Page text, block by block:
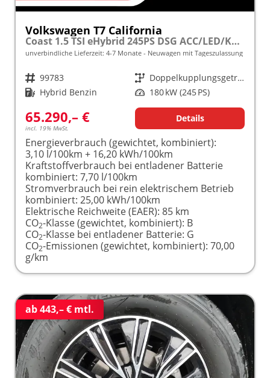
Volkswagen T7 California
Coast 1.5 TSI eHybrid 245PS DSG ACC/LED/KAMERA frei konfigurierbar!
unverbindliche Lieferzeit: 4-7 Monate Neuwagen mit Tageszulassung
Fahrzeugnr. 99783 Getriebe
Doppelkupplungsgetriebe (DSG)
Kraftstoff Hybrid Benzin Leistung 180 kW (245 PS)
65.290,– €
incl. 19% MwSt.
Details
Energieverbrauch (gewichtet, kombiniert):
3,10 l/100km + 16,20 kWh/100km
Kraftstoffverbrauch bei entladener Batterie
kombiniert: 7,70 l/100km
Stromverbrauch bei rein elektrischem Betrieb
kombiniert: 25,00 kWh/100km
Elektrische Reichweite (EAER): 85 km
CO2-Klasse (gewichtet, kombiniert): B
CO2-Klasse bei entladener Batterie: G
CO2-Emissionen (gewichtet, kombiniert): 70,00
g/km
ab 443,– € mtl.